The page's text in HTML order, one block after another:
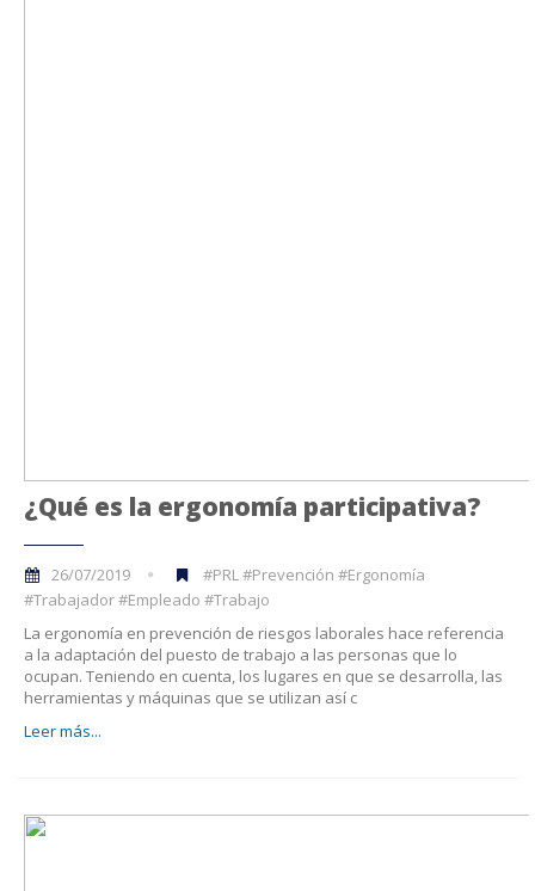
¿Qué es la ergonomía participativa?
26/07/2019
#PRL #Prevención #Ergonomía
#Trabajador #Empleado #Trabajo
La ergonomía en prevención de riesgos laborales hace referencia
a la adaptación del puesto de trabajo a las personas que lo
ocupan. Teniendo en cuenta, los lugares en que se desarrolla, las
herramientas y máquinas que se utilizan así c
Leer más...